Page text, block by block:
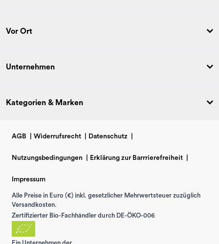
Vor Ort
Unternehmen
Kategorien & Marken
AGB Widerrufsrecht Datenschutz
Nutzungsbedingungen Erklärung zur Barrrierefreiheit
Impressum
Alle Preise in Euro (€) inkl. gesetzlicher Mehrwertsteuer zuzüglich
Versandkosten.
Zertifizierter Bio-Fachhändler durch DE-ÖKO-006
Ein Unternehmen der